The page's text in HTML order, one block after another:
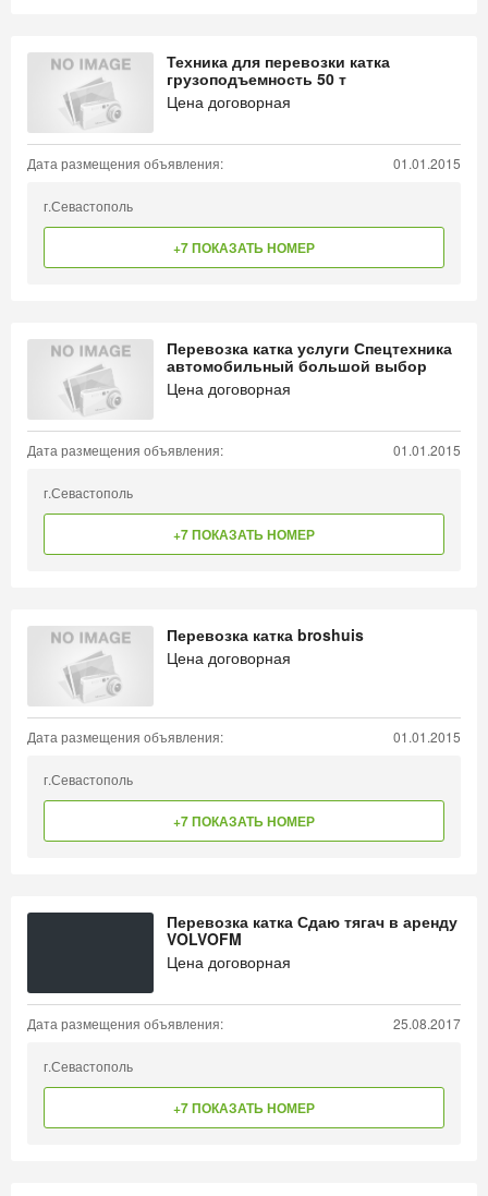
Техника для перевозки катка
грузоподъемность 50 т
Цена договорная
Дата размещения объявления: 01.01.2015
г.Севастополь
+7 ПОКАЗАТЬ НОМЕР
Перевозка катка услуги Спецтехника
автомобильный большой выбор
Цена договорная
Дата размещения объявления: 01.01.2015
г.Севастополь
+7 ПОКАЗАТЬ НОМЕР
Перевозка катка broshuis
Цена договорная
Дата размещения объявления: 01.01.2015
г.Севастополь
+7 ПОКАЗАТЬ НОМЕР
Перевозка катка Сдаю тягач в аренду
VOLVOFM
Цена договорная
Дата размещения объявления: 25.08.2017
г.Севастополь
+7 ПОКАЗАТЬ НОМЕР